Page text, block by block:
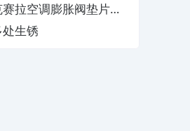
拉空调膨胀阀垫片生
生锈